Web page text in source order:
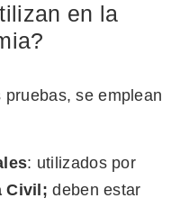
en la
se emplean
: utilizados por
Civil; deben estar